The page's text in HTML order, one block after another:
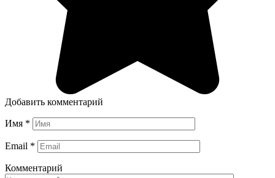
Добавить комментарий
Имя *
Email *
Комментарий